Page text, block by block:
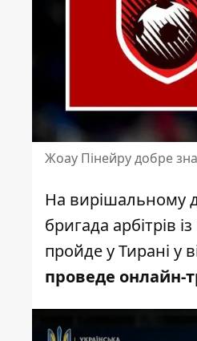
Жоау Пінейру добре
На вирішальному
бригада арбітрів
пройде у Тирані у
проведе онлайн-